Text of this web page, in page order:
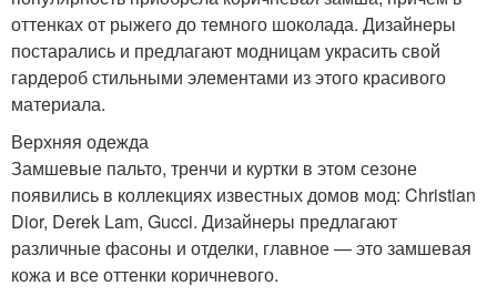
оттенках от рыжего до темного шоколада. Дизайнеры
постарались и предлагают модницам украсить свой
гардероб стильными элементами из этого красивого
материала.
Верхняя одежда
Замшевые пальто, тренчи и куртки в этом сезоне
появились в коллекциях известных домов мод: Christian
Dior, Derek Lam, Gucci. Дизайнеры предлагают
различные фасоны и отделки, главное — это замшевая
кожа и все оттенки коричневого.